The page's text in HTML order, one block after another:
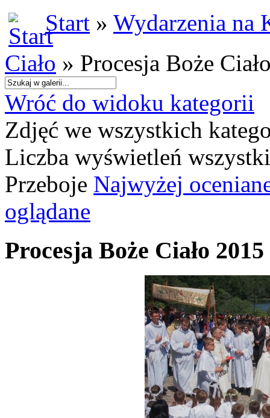
Start » Wydarzenia na
Ciało » Procesja Boże
Wróć do widoku kategorii
Zdjęć we wszystkich
Liczba wyświetleń
Przeboje Najwyżej
oglądane
Procesja Boże Ciało